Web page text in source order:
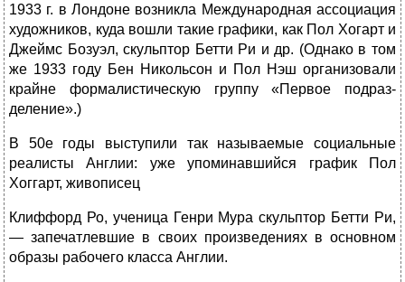
1933 г. в Лондоне возникла Международная ассоциация
художников, куда вошли такие графики, как Пол Хогарт и
Джеймс Бозуэл, скульптор Бетти Ри и др. (Однако в том
же 1933 году Бен Никольсон и Пол Нэш организовали
крайне формалистическую группу «Первое подраз­
деление».)
В 50е годы выступили так называемые социальные
реалисты Англии: уже упоминавшийся график Пол
Хоггарт, живописец
Клиффорд Ро, ученица Генри Мура скульптор Бетти Ри,
— запечатлевшие в своих произведениях в основном
образы рабочего класса Англии.